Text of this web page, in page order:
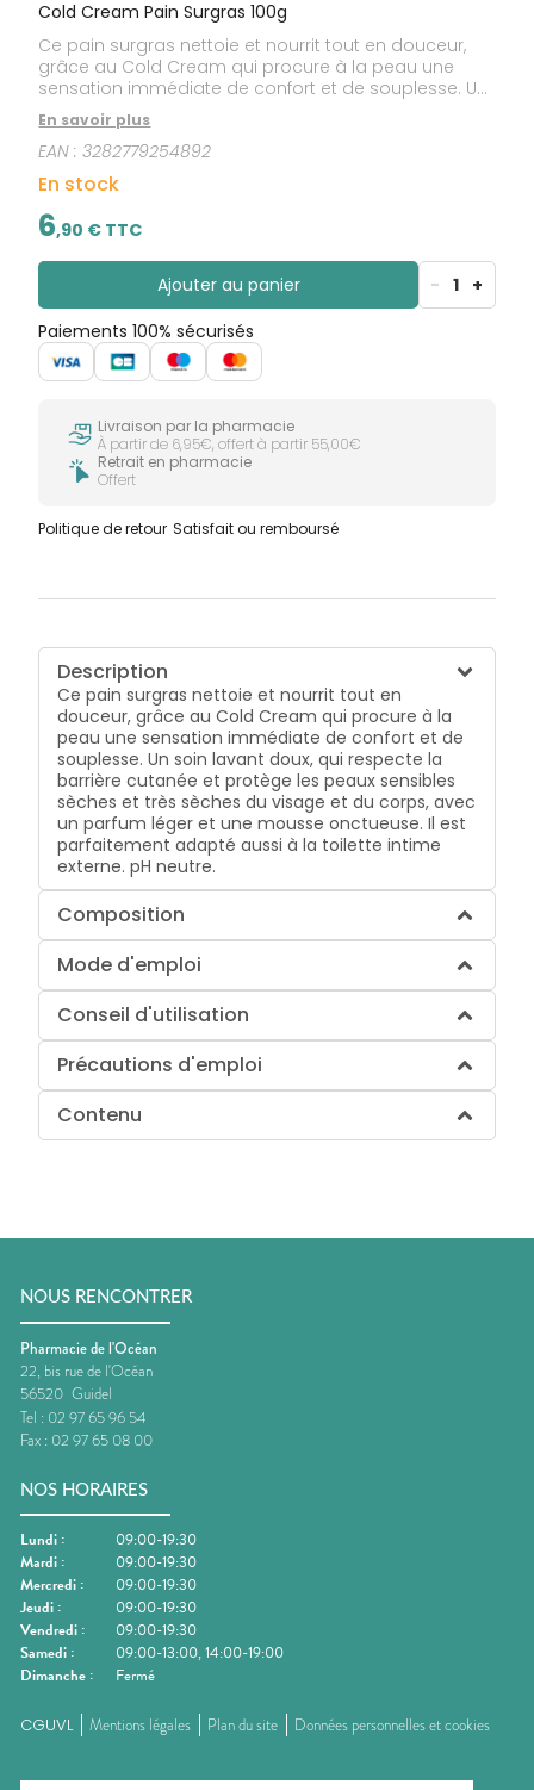
Cold Cream Pain Surgras 100g
Ce pain surgras nettoie et nourrit tout en douceur,
grâce au Cold Cream qui procure à la peau une
sensation immédiate de confort et de souplesse. Un
soin lavant doux, qui respecte la barrière cutanée et
protège les peaux sensibles sèches et très sèches
du visage et du corps, avec un parfum léger et une
mousse onctueuse. Il est parfaitement adapté aussi
à la toilette intime externe. pH neutre.
En savoir plus
EAN :3282779254892
En stock
6,90 € TTC
Ajouter au panier - 1 +
Paiements 100% sécurisés
Livraison par la pharmacie
À partir de 6,95€, offert à partir 55,00€
Retrait en pharmacie
Offert
Politique de retour Satisfait ou remboursé
Description
Ce pain surgras nettoie et nourrit tout en
douceur, grâce au Cold Cream qui procure à la
peau une sensation immédiate de confort et de
souplesse. Un soin lavant doux, qui respecte la
barrière cutanée et protège les peaux sensibles
sèches et très sèches du visage et du corps, avec
un parfum léger et une mousse onctueuse. Il est
parfaitement adapté aussi à la toilette intime
externe. pH neutre.
Composition
Mode d'emploi
Conseil d'utilisation
Précautions d'emploi
Contenu
NOUS RENCONTRER
Pharmacie de l'Océan
22, bis rue de l'Océan
56520 Guidel
Tel : 02 97 65 96 54
Fax : 02 97 65 08 00
NOS HORAIRES
Lundi :
09:00-19:30
Mardi :
09:00-19:30
Mercredi :
09:00-19:30
Jeudi :
09:00-19:30
Vendredi :
09:00-19:30
Samedi :
09:00-13:00, 14:00-19:00
Dimanche : Fermé
CGUVL Mentions légales Plan du site Données personnelles et cookies